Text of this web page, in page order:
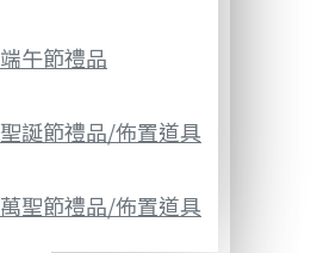
端午節禮品
聖誕節禮品/佈置道具
萬聖節禮品/佈置道具